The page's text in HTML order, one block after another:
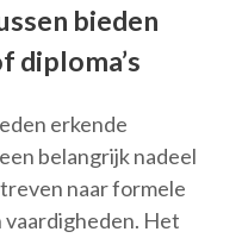
bieden
diploma’s
erkende
belangrijk nadeel
naar formele
Het